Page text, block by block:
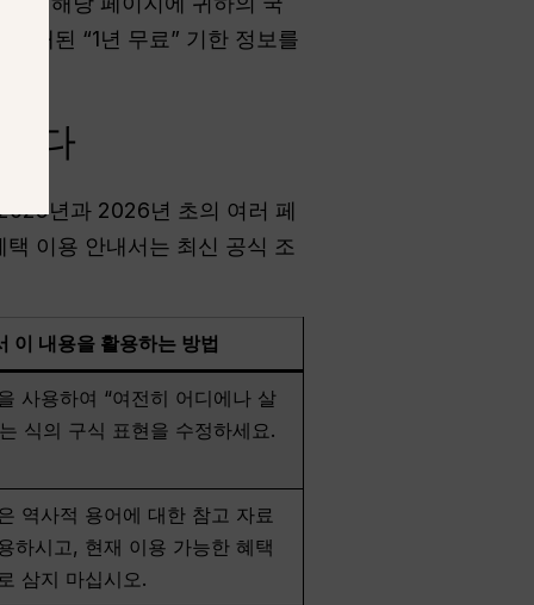
래된 “1년 무료” 기한 정보를
다
년과 2026년 초의 여러 페
이용 안내서는 최신 공식 조
이 내용을 활용하는 방법
사용하여 “여전히 어디에나 살
식의 구식 표현을 수정하세요.
역사적 용어에 대한 참고 자료
하시고, 현재 이용 가능한 혜택
삼지 마십시오.